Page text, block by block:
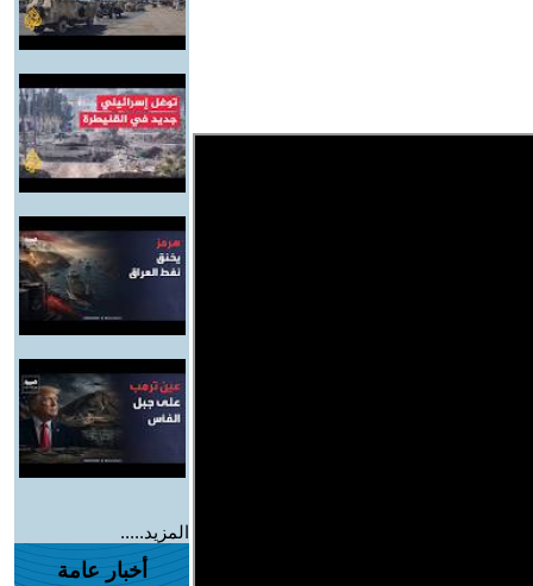
المزيد.....
أخبار عامة